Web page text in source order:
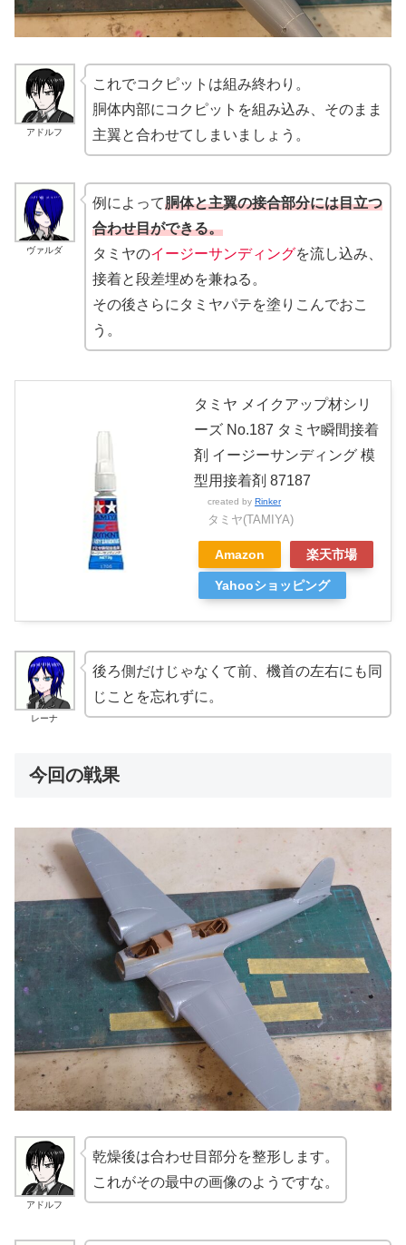
アドルフ
これでコクピットは組み終わり。
胴体内部にコクピットを組み込み、そのまま
主翼と合わせてしまいましょう。
ヴァルダ
例によって胴体と主翼の接合部分には目立つ
合わせ目ができる。
タミヤのイージーサンディングを流し込み、
接着と段差埋めを兼ねる。
その後さらにタミヤパテを塗りこんでおこ
う。
タミヤ メイクアップ材シリ
ーズ No.187 タミヤ瞬間接着
剤 イージーサンディング 模
型用接着剤 87187
created by Rinker
タミヤ(TAMIYA)
Amazon 楽天市場
Yahooショッピング
レーナ
後ろ側だけじゃなくて前、機首の左右にも同
じことを忘れずに。
今回の戦果
アドルフ
乾燥後は合わせ目部分を整形します。
これがその最中の画像のようですな。